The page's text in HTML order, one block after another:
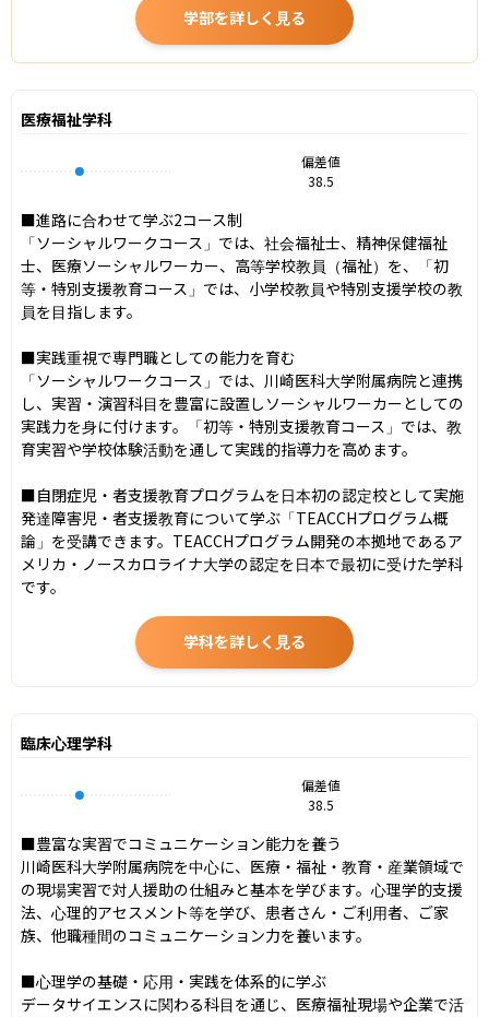
学部を詳しく見る
医療福祉学科
偏差値
38.5
■進路に合わせて学ぶ2コース制
「ソーシャルワークコース」では、社会福祉士、精神保健福祉
士、医療ソーシャルワーカー、高等学校教員（福祉）を、「初
等・特別支援教育コース」では、小学校教員や特別支援学校の教
員を目指します。
■実践重視で専門職としての能力を育む
「ソーシャルワークコース」では、川崎医科大学附属病院と連携
し、実習・演習科目を豊富に設置しソーシャルワーカーとしての
実践力を身に付けます。「初等・特別支援教育コース」では、教
育実習や学校体験活動を通して実践的指導力を高めます。
■自閉症児・者支援教育プログラムを日本初の認定校として実施
発達障害児・者支援教育について学ぶ「TEACCHプログラム概
論」を受講できます。TEACCHプログラム開発の本拠地であるア
メリカ・ノースカロライナ大学の認定を日本で最初に受けた学科
です。
学科を詳しく見る
臨床心理学科
偏差値
38.5
■豊富な実習でコミュニケーション能力を養う
川崎医科大学附属病院を中心に、医療・福祉・教育・産業領域で
の現場実習で対人援助の仕組みと基本を学びます。心理学的支援
法、心理的アセスメント等を学び、患者さん・ご利用者、ご家
族、他職種間のコミュニケーション力を養います。
■心理学の基礎・応用・実践を体系的に学ぶ
データサイエンスに関わる科目を通じ、医療福祉現場や企業で活